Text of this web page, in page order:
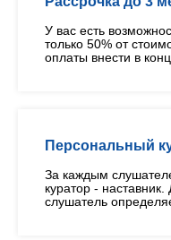
У вас есть
только 50% от
оплаты внести в
Персональный
За каждым
куратор -
слушатель